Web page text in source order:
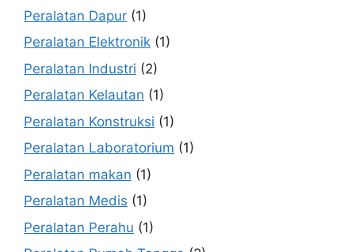
Peralatan Dapur (1)
Peralatan Elektronik (1)
Peralatan Industri (2)
Peralatan Kelautan (1)
Peralatan Konstruksi (1)
Peralatan Laboratorium (1)
Peralatan makan (1)
Peralatan Medis (1)
Peralatan Perahu (1)